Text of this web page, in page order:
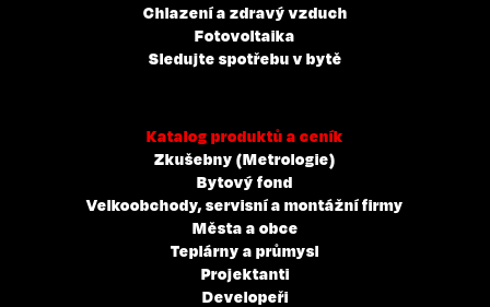
Chlazení a zdravý vzduch
Fotovoltaika
Sledujte spotřebu v bytě
Katalog produktů a ceník
Zkušebny (Metrologie)
Bytový fond
Velkoobchody, servisní a montážní firmy
Města a obce
Teplárny a průmysl
Projektanti
Developeři